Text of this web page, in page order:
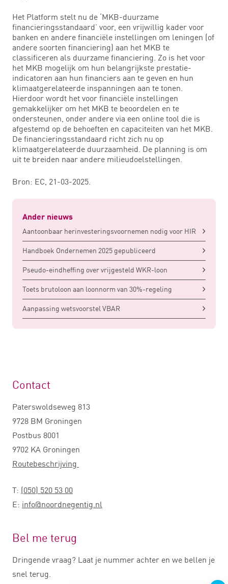
Het Platform stelt nu de ‘MKB-duurzame
financieringsstandaard’ voor, een vrijwillig kader voor
banken en andere financiële instellingen om leningen (of
andere soorten financiering) aan het MKB te
classificeren als duurzame financiering. Zo is het voor
het MKB mogelijk om hun belangrijkste prestatie-
indicatoren aan hun financiers aan te geven en hun
klimaatgerelateerde inspanningen aan te tonen.
Hierdoor wordt het voor financiële instellingen
gemakkelijker om het MKB te beoordelen en te
ondersteunen, onder andere via een online tool die is
afgestemd op de behoeften en capaciteiten van het MKB.
De financieringsstandaard richt zich nu op
klimaatgerelateerde duurzaamheid. De planning is om
uit te breiden naar andere milieudoelstellingen.
Bron: EC, 21-03-2025.
Ander nieuws
Aantoonbaar herinvesteringsvoornemen nodig voor HIR
Handboek Ondernemen 2025 gepubliceerd
Pseudo-eindheffing over vrijgesteld WKR-loon
Toets brutoloon aan loonnorm van 30%-regeling
Aanpassing wetsvoorstel VBAR
Contact
Paterswoldseweg 813
9728 BM Groningen
Postbus 8001
9702 KA Groningen
Routebeschrijving
T: (050) 520 53 00
E: info@noordnegentig.nl
Bel me terug
Dringende vraag? Laat je nummer achter en we bellen je
snel terug.